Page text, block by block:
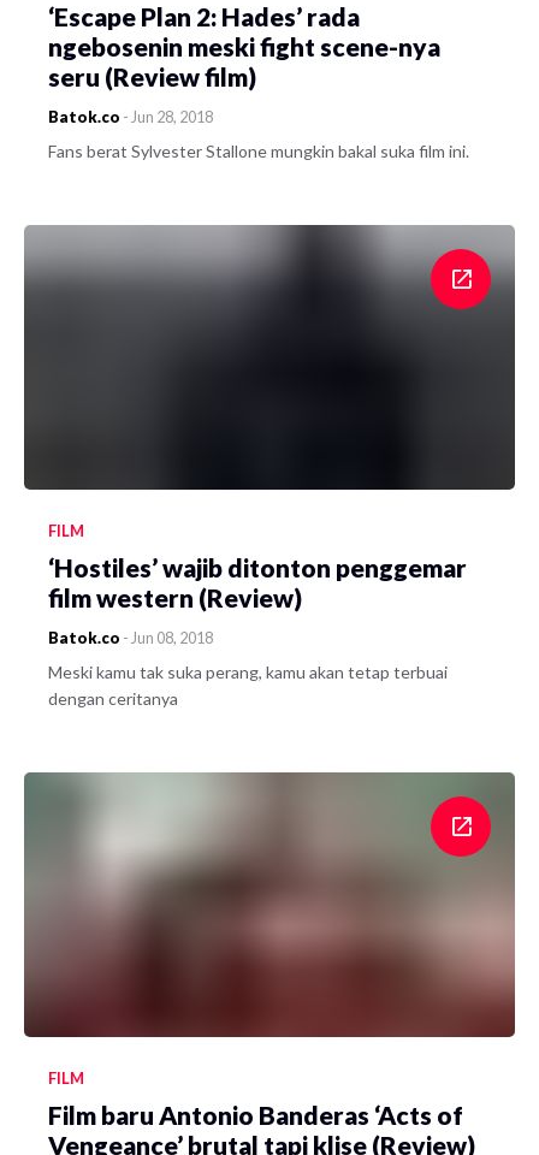
‘Escape Plan 2: Hades’ rada
ngebosenin meski fight scene-nya
seru (Review film)
Batok.co - Jun 28, 2018
Fans berat Sylvester Stallone mungkin bakal suka film ini.
FILM
‘Hostiles’ wajib ditonton penggemar
film western (Review)
Batok.co - Jun 08, 2018
Meski kamu tak suka perang, kamu akan tetap terbuai
dengan ceritanya
FILM
Film baru Antonio Banderas ‘Acts of
Vengeance’ brutal tapi klise (Review)